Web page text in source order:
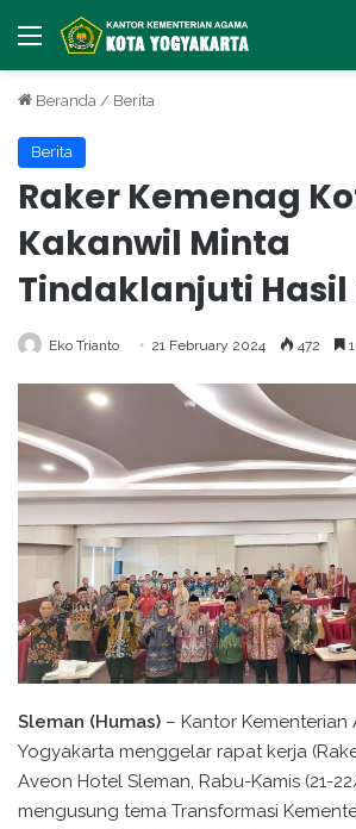
Menu
Beranda / Berita
Berita
Raker Kemenag
Kakanwil Minta
Tindaklanjuti Hasil
Eko Trianto 21 February 2024 472
Sleman (Humas) – Kantor Kementerian
Yogyakarta menggelar rapat kerja
Aveon Hotel Sleman, Rabu-Kamis (21-
mengusung tema Transformasi